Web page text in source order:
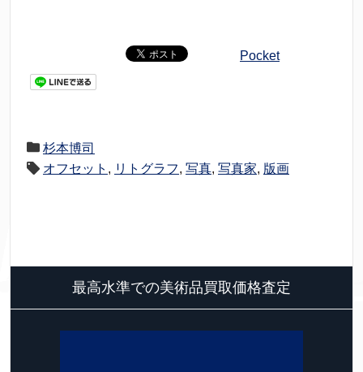
Pocket
杉本博司
オフセット , リトグラフ, 写真, 写真家, 版画
最高水準での美術品買取価格査定